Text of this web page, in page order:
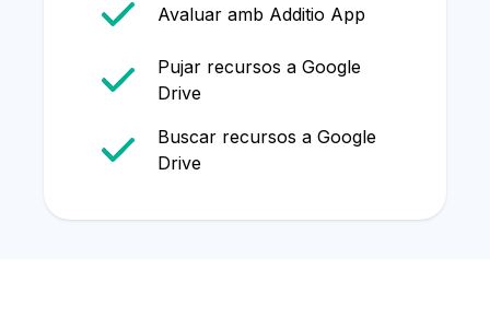
Avaluar amb Additio App
Pujar recursos a Google
Drive
Buscar recursos a Google
Drive